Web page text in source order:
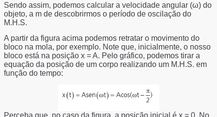
Sendo assim, podemos calcular a velocidade angular (ω) do
objeto, a m de descobrirmos o período de oscilação do
M.H.S.
A partir da figura acima podemos retratar o movimento do
bloco na mola, por exemplo. Note que, inicialmente, o nosso
bloco está na posição x = A. Pelo gráfico, podemos tirar a
equação da posição de um corpo realizando um M.H.S. em
função do tempo: